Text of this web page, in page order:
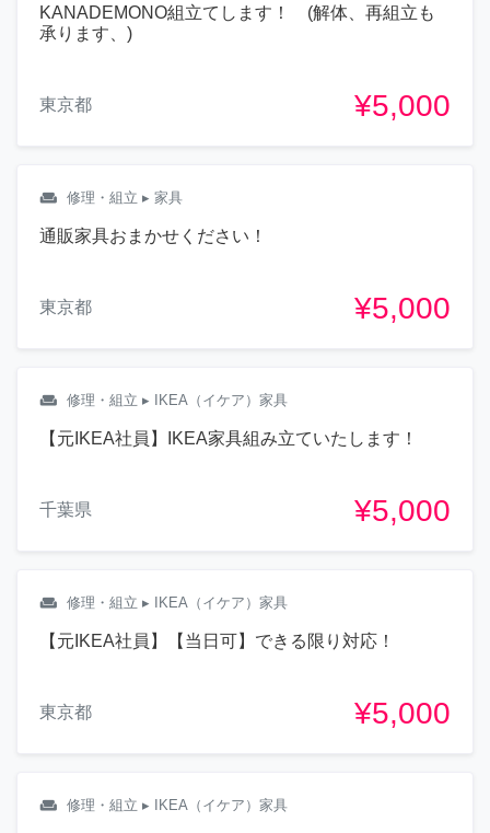
KANADEMONO組立てします！ (解体、再組立も
承ります、)
東京都 ¥5,000
weekend 修理・組立 ▸ 家具
通販家具おまかせください！
東京都 ¥5,000
weekend 修理・組立 ▸ IKEA（イケア）家具
【元IKEA社員】IKEA家具組み立ていたします！
千葉県 ¥5,000
weekend 修理・組立 ▸ IKEA（イケア）家具
【元IKEA社員】【当日可】できる限り対応！
東京都 ¥5,000
weekend 修理・組立 ▸ IKEA（イケア）家具